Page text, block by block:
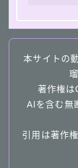
本サイトの
著作権は
AIを含む無
引用は著作